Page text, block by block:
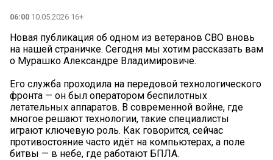
06:00 10.05.2026 16+
Новая публикация об одном из ветеранов СВО вновь
на нашей страничке. Сегодня мы хотим рассказать вам
о Мурашко Александре Владимировиче.
Его служба проходила на передовой технологического
фронта — он был оператором беспилотных
летательных аппаратов. В современной войне, где
многое решают технологии, такие специалисты
играют ключевую роль. Как говорится, сейчас
противостояние часто идёт на компьютерах, а поле
битвы — в небе, где работают БПЛА.